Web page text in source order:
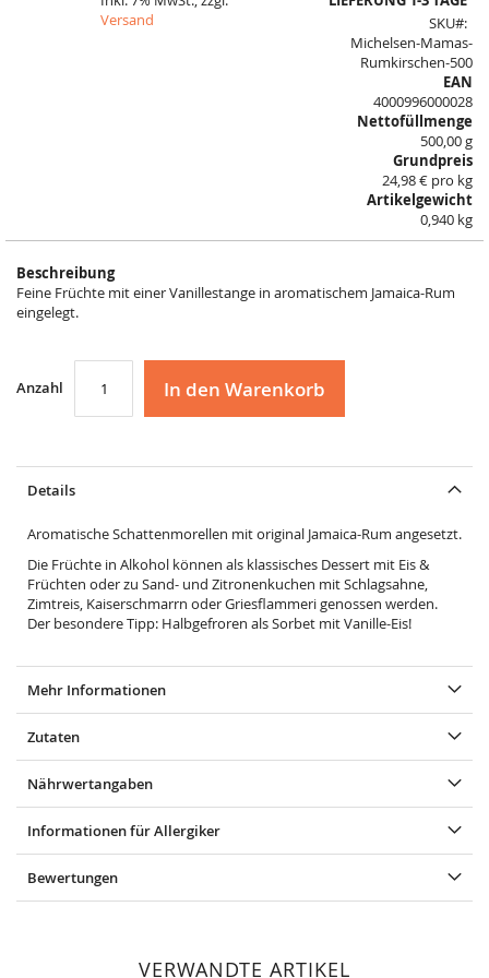
Versand
SKU
Michelsen-Mamas-
Rumkirschen-500
EAN
4000996000028
Nettofüllmenge
500,00 g
Grundpreis
24,98 € pro kg
Artikelgewicht
0,940 kg
Beschreibung
Feine Früchte mit einer Vanillestange in aromatischem Jamaica-Rum
eingelegt.
Anzahl In den Warenkorb
Details
Aromatische Schattenmorellen mit original Jamaica-Rum angesetzt.
Die Früchte in Alkohol können als klassisches Dessert mit Eis &
Früchten oder zu Sand- und Zitronenkuchen mit Schlagsahne,
Zimtreis, Kaiserschmarrn oder Griesflammeri genossen werden.
Der besondere Tipp: Halbgefroren als Sorbet mit Vanille-Eis!
Mehr Informationen
Zutaten
Nährwertangaben
Informationen für Allergiker
Bewertungen
VERWANDTE ARTIKEL